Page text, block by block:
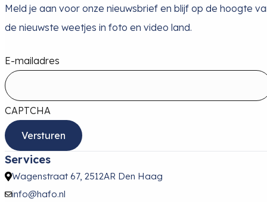
Meld je aan voor onze nieuwsbrief en blijf op de hoogte
de nieuwste weetjes in foto en video land.
E-mailadres
CAPTCHA
Services
Wagenstraat 67, 2512AR Den Haag
info@hafo.nl